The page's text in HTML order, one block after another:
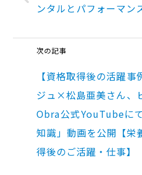
ンタルとパフォーマン
次の記事
【資格取得後の活躍
ジュ×松島亜美さん、
Obra公式YouTubeに
知識」動画を公開【栄
得後のご活躍・仕事】